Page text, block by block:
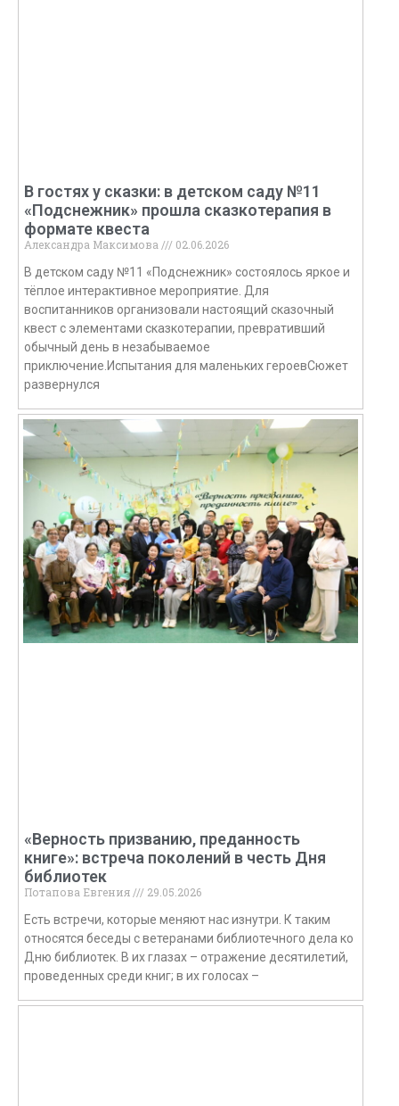
В гостях у сказки: в детском саду №11
«Подснежник» прошла сказкотерапия в
формате квеста
Александра Максимова
02.06.2026
В детском саду №11 «Подснежник» состоялось яркое и
тёплое интерактивное мероприятие. Для
воспитанников организовали настоящий сказочный
квест с элементами сказкотерапии, превративший
обычный день в незабываемое
приключение.Испытания для маленьких героевСюжет
развернулся
«Верность призванию, преданность
книге»: встреча поколений в честь Дня
библиотек
Потапова Евгения
29.05.2026
Есть встречи, которые меняют нас изнутри. К таким
относятся беседы с ветеранами библиотечного дела ко
Дню библиотек. В их глазах – отражение десятилетий,
проведенных среди книг; в их голосах –